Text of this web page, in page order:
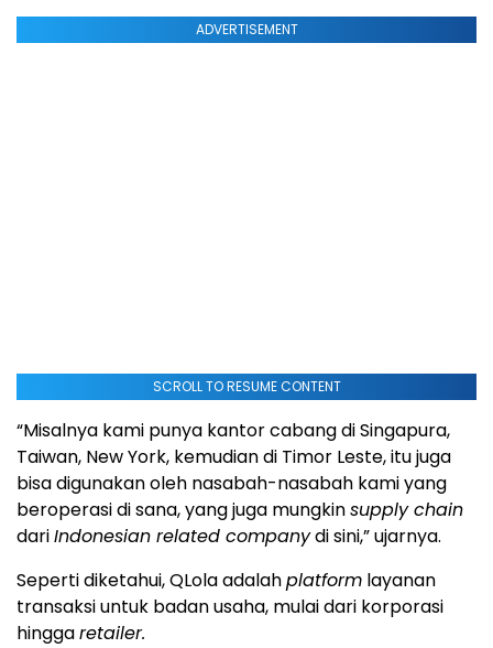
ADVERTISEMENT
SCROLL TO RESUME CONTENT
“Misalnya kami punya kantor cabang di Singapura,
Taiwan, New York, kemudian di Timor Leste, itu juga
bisa digunakan oleh nasabah-nasabah kami yang
beroperasi di sana, yang juga mungkinsupply chain
dariIndonesian related companydi sini,” ujarnya.
Seperti diketahui, QLola adalahplatform layanan
transaksi untuk badan usaha, mulai dari korporasi
hinggaretailer.